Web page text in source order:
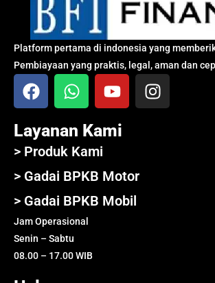
Platform pertama di indonesia yang
Pembiayaan yang praktis, legal, aman dan
Layanan Kami
> Produk Kami
> Gadai BPKB Motor
> Gadai BPKB Mobil
Jam Operasional
Senin – Sabtu
08.00 – 17.00 WIB